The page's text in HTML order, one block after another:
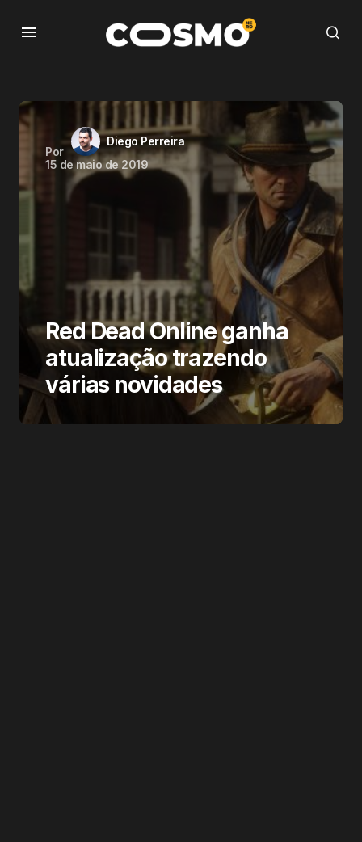
Por
Diego Perreira
15 de maio de 2019
Red Dead Online ganha
atualização trazendo
várias novidades